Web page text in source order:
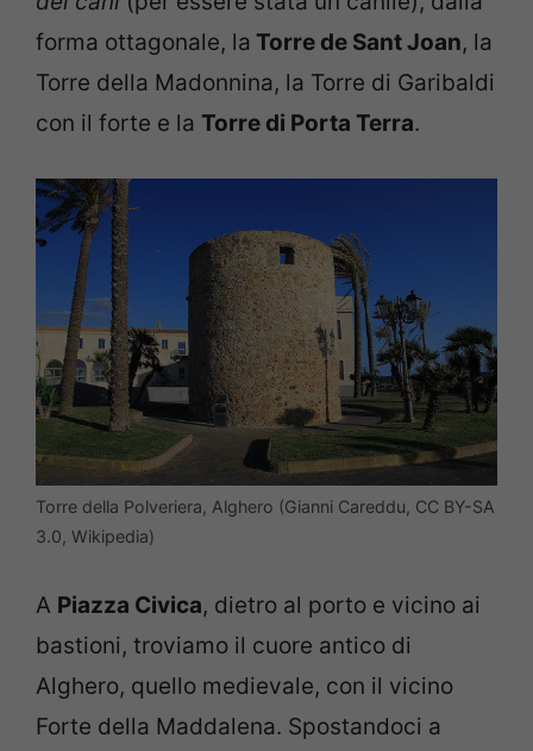
forma ottagonale, la Torre de Sant Joan, la
Torre della Madonnina, la Torre di Garibaldi
con il forte e la Torre di Porta Terra.
Torre della Polveriera, Alghero (Gianni Careddu, CC BY-SA
3.0, Wikipedia)
A Piazza Civica, dietro al porto e vicino ai
bastioni, troviamo il cuore antico di
Alghero, quello medievale, con il vicino
Forte della Maddalena. Spostandoci a